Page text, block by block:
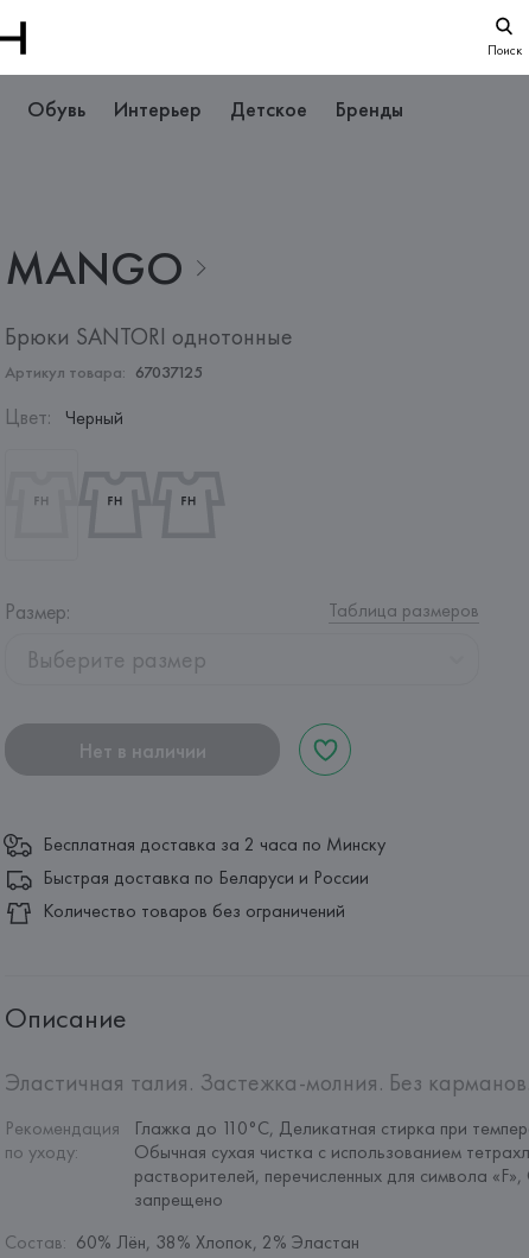
Поиск
Обувь Интерьер Детское Бренды
MANGO
Брюки SANTORI однотонные
Артикул товара: 67037125
Цвет: Черный
Размер: Таблица размеров
Выберите размер
Нет в наличии
Бесплатная доставка за 2 часа по Минску
Быстрая доставка по Беларуси и России
Количество товаров без ограничений
Описание
Эластичная талия. Застежка-молния. Без карманов.
Рекомендация
по уходу:
Глажка до 110°C, Деликатная стирка при
Обычная сухая чистка с использованием
растворителей, перечисленных для символа
запрещено
Состав: 60% Лён, 38% Хлопок, 2% Эластан